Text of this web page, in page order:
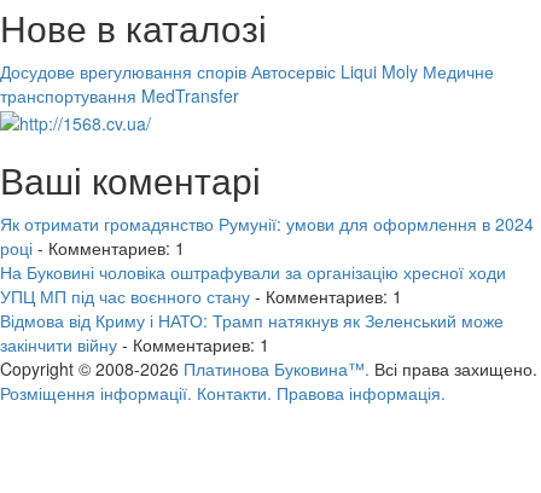
Нове в каталозі
Досудове врегулювання спорів Автосервіс Liqui Moly Медичне
транспортування MedTransfer
Ваші коментарі
Як отримати громадянство Румунії: умови для оформлення в 2024
році - Комментариев: 1
На Буковині чоловіка оштрафували за організацію хресної ходи
УПЦ МП під час воєнного стану - Комментариев: 1
Відмова від Криму і НАТО: Трамп натякнув як Зеленський може
закінчити війну - Комментариев: 1
Copyright © 2008-2026 Платинова Буковина™. Всі права захищено.
Розміщення інформації. Контакти. Правова інформація.